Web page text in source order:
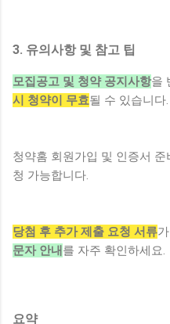
3. 유의사항 및 참고 팁
모집공고 및 청약 공지사항을
시 청약이 무효될 수 있습니다.
청약홈 회원가입 및 인증서 준
청 가능합니다.
당첨 후 추가 제출 요청 서류
문자 안내 를 자주 확인하세요.
요약